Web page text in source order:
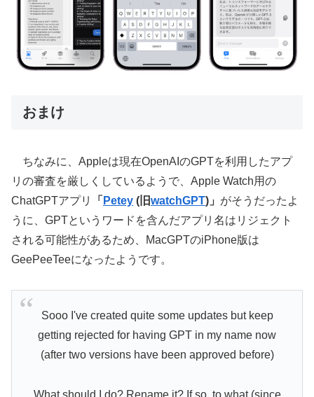
おまけ
ちなみに、Appleは現在OpenAIのGPTを利用したアプ
リの審査を厳しくしているようで、Apple Watch用の
ChatGPTアプリ
「 Petey (旧watchGPT)」 がそうだったよ
うに、GPTというワードを含んだアプリ名はリジェクト
される可能性があるため、MacGPTのiPhone版は
GeePeeTeeになったようです。
Sooo I've created quite some updates but keep
getting rejected for having GPT in my name now
(after two versions have been approved before)
What should I do? Rename it? If so, to what (since